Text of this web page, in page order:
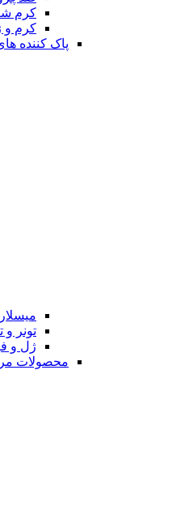
کرم
کرم
پاک کننده
میسلار
تونر و
ژل و
محصولات